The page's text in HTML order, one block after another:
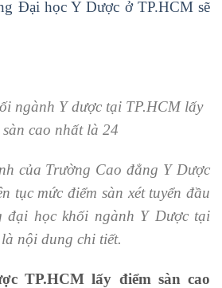
Đại học Y Dược ở TP.HCM sẽ
ngành Y dược tại TP.HCM lấy
sàn cao nhất là 24
của Trường Cao đẳng Y Dược
tục mức điểm sàn xét tuyển đầu
đại học khối ngành Y Dược tại
nội dung chi tiết.
TP.HCM lấy điểm sàn cao